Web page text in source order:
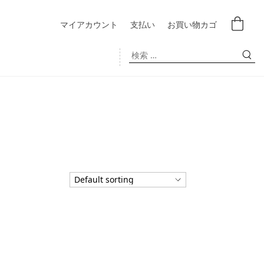
マイアカウント 支払い お買い物カゴ